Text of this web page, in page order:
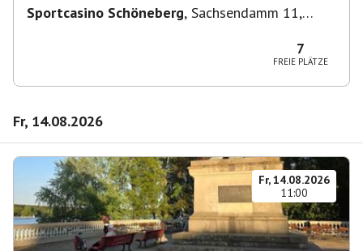
Sportcasino Schöneberg, Sachsendamm 11,
7
FREIE PLÄTZE
Fr, 14.08.2026
Fr, 14.08.2026
11:00